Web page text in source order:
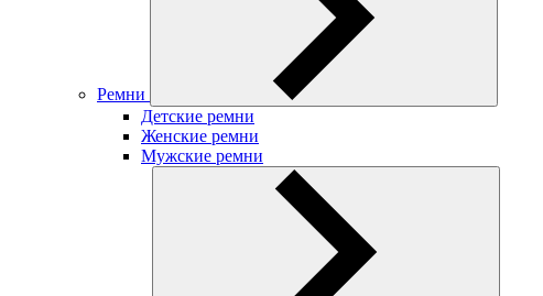
Ремни
Детские ремни
Женские ремни
Мужские ремни